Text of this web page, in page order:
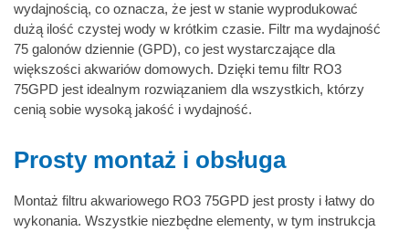
wydajnością, co oznacza, że jest w stanie wyprodukować
dużą ilość czystej wody w krótkim czasie. Filtr ma wydajność
75 galonów dziennie (GPD), co jest wystarczające dla
większości akwariów domowych. Dzięki temu filtr RO3
75GPD jest idealnym rozwiązaniem dla wszystkich, którzy
cenią sobie wysoką jakość i wydajność.
Prosty montaż i obsługa
Montaż filtru akwariowego RO3 75GPD jest prosty i łatwy do
wykonania. Wszystkie niezbędne elementy, w tym instrukcja